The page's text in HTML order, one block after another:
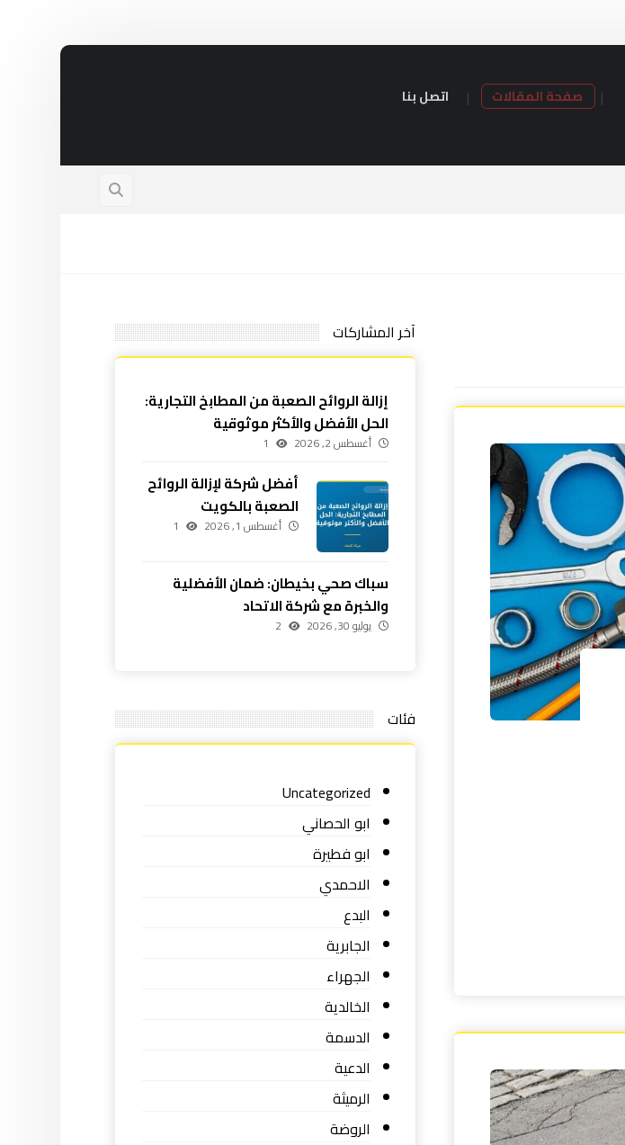
صفحة المقالات اتصل بنا
آخر المشاركات
إزالة الروائح الصعبة من المطابخ التجارية:
الحل الأفضل والأكثر موثوقية
أغسطس 2, 2026 1
أفضل شركة لإزالة الروائح
الصعبة بالكويت
أغسطس 1, 2026 1
سباك صحي بخيطان: ضمان الأفضلية
والخبرة مع شركة الاتحاد
يوليو 30, 2026 2
فئات
Uncategorized
ابو الحصاني
ابو فطيرة
الاحمدي
البدع
الجابرية
الجهراء
الخالدية
الدسمة
الدعية
الرميثة
الروضة